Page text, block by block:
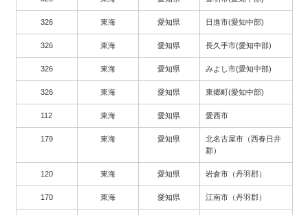
326 東海 愛知県 日進市(愛知中部)
326 東海 愛知県 長久手市(愛知中部)
326 東海 愛知県 みよし市(愛知中部)
326 東海 愛知県 東郷町(愛知中部)
112 東海 愛知県 愛西市
179 東海 愛知県
北名古屋市（西春日井
郡）
120 東海 愛知県 岩倉市（丹羽郡）
170 東海 愛知県 江南市（丹羽郡）